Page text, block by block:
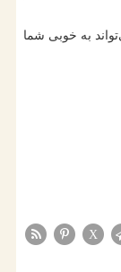
الملل می‌تواند به خوبی شما
X